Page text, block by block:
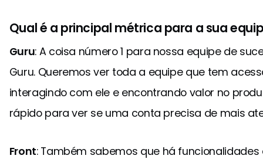
Qual é a principal métrica para a sua
Guru: A coisa número 1 para nossa equipe de
Guru. Queremos ver toda a equipe que tem
interagindo com ele e encontrando valor no
rápido para ver se uma conta precisa de mais
Front: Também sabemos que há